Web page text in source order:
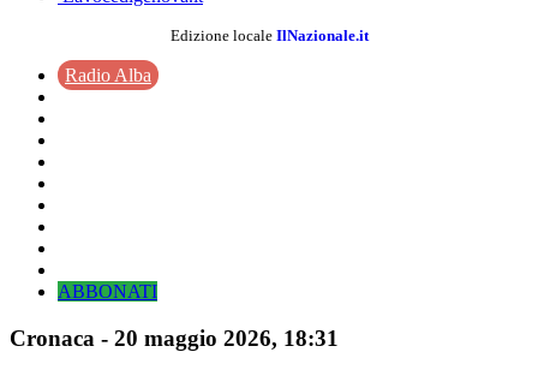
Edizione locale IlNazionale.it
Radio Alba
ABBONATI
Cronaca - 20 maggio 2026, 18:31